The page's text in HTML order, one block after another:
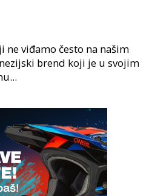
ne viđamo često na našim
brend koji je u svojim